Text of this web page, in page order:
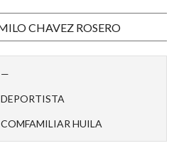
—
DEPORTISTA
COMFAMILIAR HUILA